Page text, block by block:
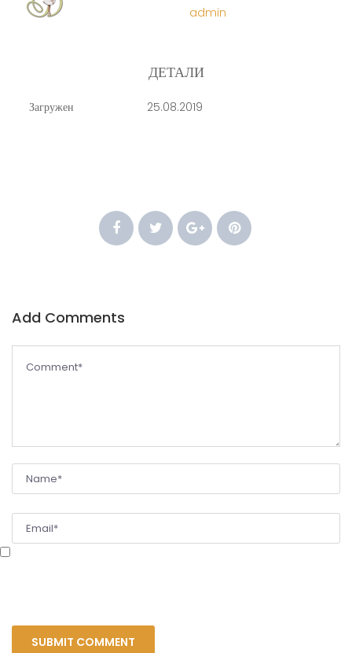
admin
ДЕТАЛИ
Загружен 25.08.2019
Add Comments